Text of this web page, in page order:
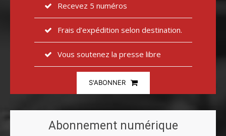
Recevez 5 numéros
Frais d’expédition selon destination.
Vous soutenez la presse libre
S'ABONNER
Abonnement numérique